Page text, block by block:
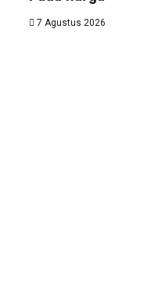
7 Agustus 2026